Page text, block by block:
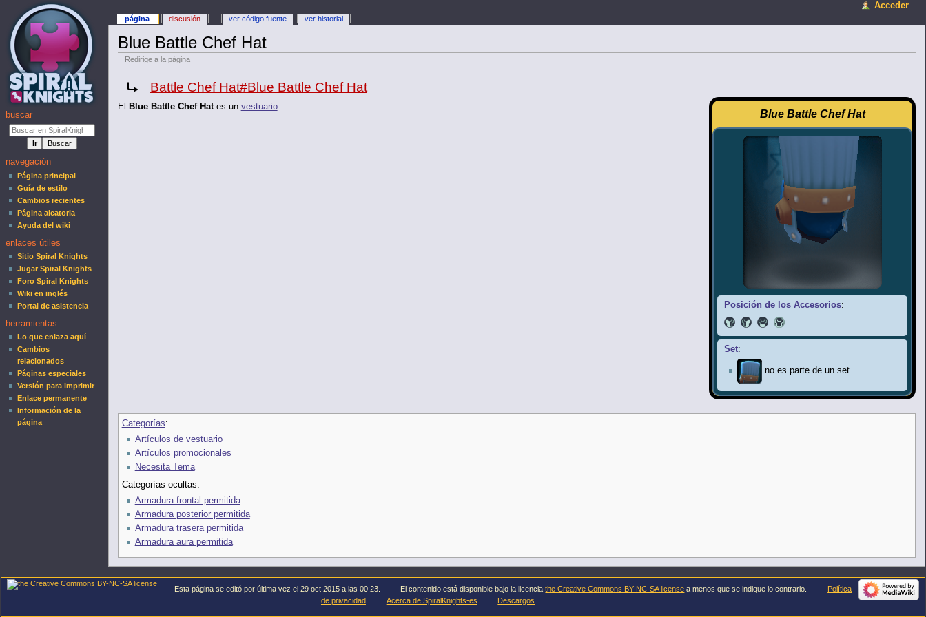
Blue Battle Chef Hat
Redirige a la página
Battle Chef Hat#Blue Battle Chef Hat
Blue Battle Chef Hat
Posición de los Accesorios:
Set:
no es parte de un set.
El Blue Battle Chef Hates un vestuario.
Categorías:
Artículos de vestuario
Artículos promocionales
Necesita Tema
Categorías ocultas:
Armadura frontal permitida
Armadura posterior permitida
Armadura trasera permitida
Armadura aura permitida
página discusión ver código fuente ver historial
Acceder
buscar
navegación
Página principal
Guía de estilo
Cambios recientes
Página aleatoria
Ayuda del wiki
enlaces útiles
Sitio Spiral Knights
Jugar Spiral Knights
Foro Spiral Knights
Wiki en inglés
Portal de asistencia
herramientas
Lo que enlaza aquí
Cambios
relacionados
Páginas especiales
Versión para imprimir
Enlace permanente
Información de la
página
Esta página se editó por última vez el 29 oct 2015 a las 00:23. El contenido está disponible bajo la licenciathe Creative Commons BY-NC-SA license a menos que se indique lo contrario.
Política
de privacidad
Acerca de SpiralKnights-es Descargos